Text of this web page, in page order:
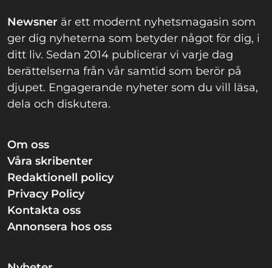
Newsner är ett modernt nyhetsmagasin som
ger dig nyheterna som betyder något för dig, i
ditt liv. Sedan 2014 publicerar vi varje dag
berättelserna från vår samtid som berör på
djupet. Engagerande nyheter som du vill läsa,
dela och diskutera.
Om oss
Våra skribenter
Redaktionell policy
Privacy Policy
Kontakta oss
Annonsera hos oss